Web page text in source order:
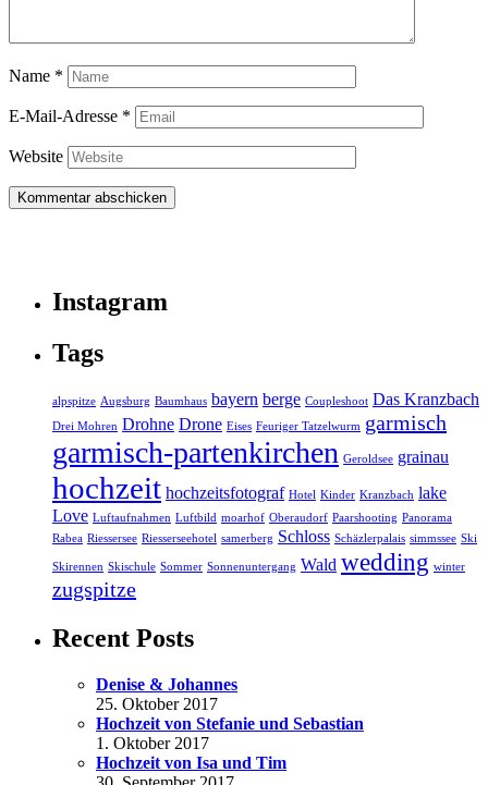
Name *
E-Mail-Adresse *
Website
Instagram
Tags
alpspitze Augsburg Baumhaus bayern berge Coupleshoot Das Kranzbach
Drei Mohren Drohne Drone Eises Feuriger Tatzelwurm garmisch
garmisch-partenkirchen Geroldsee grainau
hochzeit hochzeitsfotograf Hotel Kinder Kranzbach lake
Love Luftaufnahmen Luftbild moarhof Oberaudorf Paarshooting Panorama
Rabea Riessersee Riesserseehotel samerberg Schloss Schäzlerpalais simmssee Ski
Skirennen Skischule Sommer Sonnenuntergang Wald wedding winter
zugspitze
Recent Posts
Denise & Johannes
25. Oktober 2017
Hochzeit von Stefanie und Sebastian
1. Oktober 2017
Hochzeit von Isa und Tim